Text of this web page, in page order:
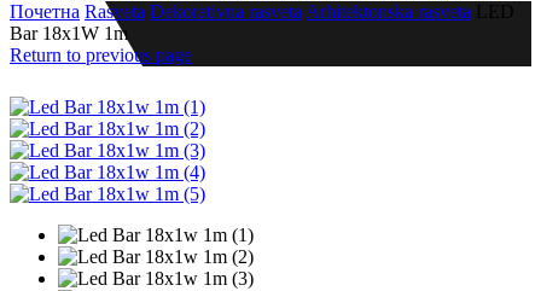
Почетна Rasveta Dekorativna rasveta Arhitektonska rasveta LED
Bar 18x1W 1m
Return to previous page